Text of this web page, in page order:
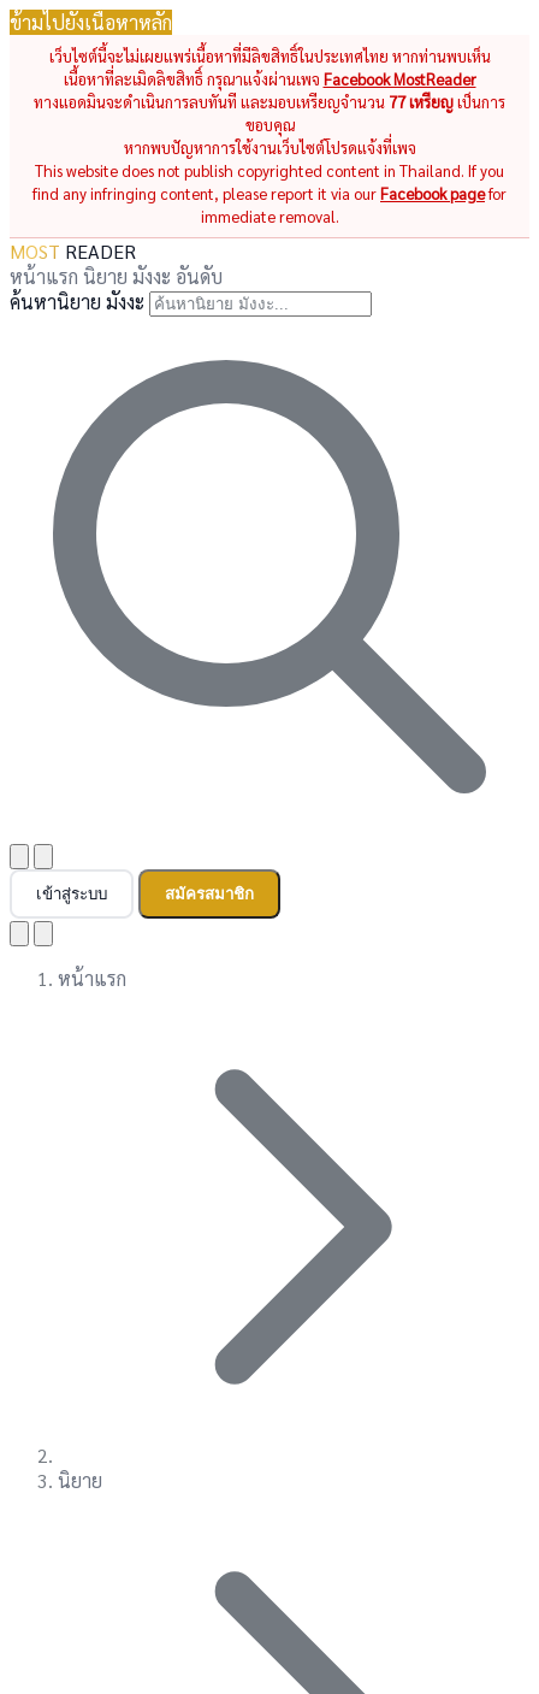
ข้ามไปยังเนื้อหาหลัก
เว็บไซต์นี้จะไม่เผยแพร่เนื้อหาที่มีลิขสิทธิ์ในประเทศไทย หากท่านพบเห็น
เนื้อหาที่ละเมิดลิขสิทธิ์ กรุณาแจ้งผ่านเพจ Facebook MostReader
ทางแอดมินจะดำเนินการลบทันที และมอบเหรียญจำนวน 77 เหรียญเป็นการ
ขอบคุณ
หากพบปัญหาการใช้งานเว็บไซต์โปรดแจ้งที่เพจ
This website does not publish copyrighted content in Thailand. If you
find any infringing content, please report it via ourFacebook pagefor
immediate removal.
MOST READER
หน้าแรก นิยาย มังงะ อันดับ
ค้นหานิยาย มังงะ
เข้าสู่ระบบ สมัครสมาชิก
หน้าแรก
นิยาย